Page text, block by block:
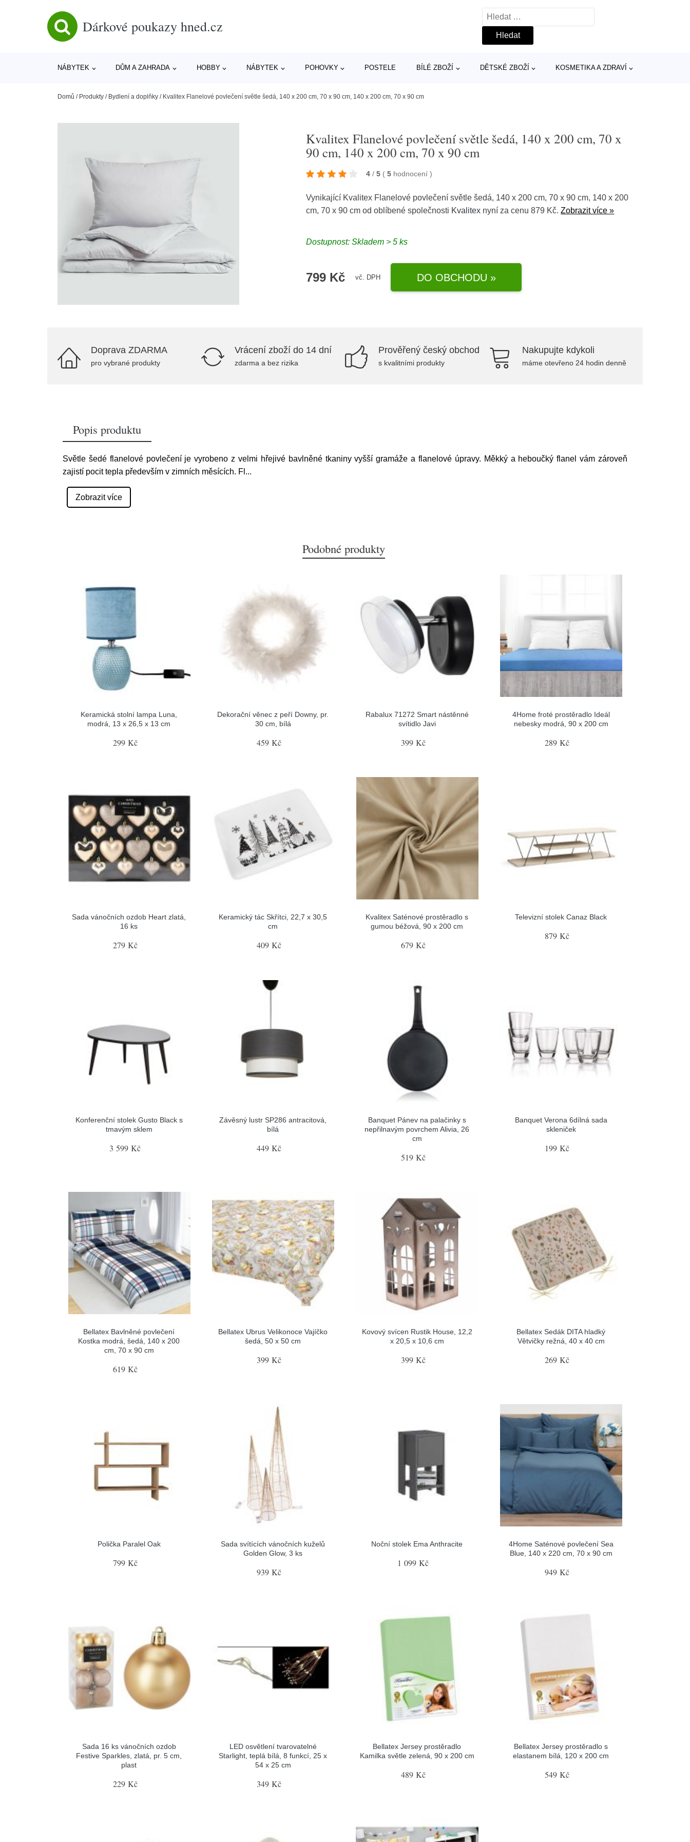
Dárkové poukazy hned.cz
Vyhledávání
NÁBYTEK DŮM A ZAHRADA HOBBY NÁBYTEK POHOVKY POSTELE BÍLÉ ZBOŽÍ DĚTSKÉ ZBOŽÍ KOSMETIKA A ZDRAVÍ
Domů / Produkty / Bydlení a doplňky / Kvalitex Flanelové povlečení světle šedá, 140 x 200 cm, 70 x 90 cm, 140 x 200 cm, 70 x 90 cm
Kvalitex Flanelové povlečení světle šedá, 140 x 200 cm, 70 x
90 cm, 140 x 200 cm, 70 x 90 cm
4 / 5 ( 5 hodnocení)
Vynikající Kvalitex Flanelové povlečení světle šedá, 140 x 200 cm, 70 x 90 cm, 140 x 200
cm, 70 x 90 cm od oblíbené společnosti Kvalitex nyní za cenu 879 Kč.Zobrazit více »
Dostupnost: Skladem > 5 ks
799 Kč vč. DPH DO OBCHODU »
Doprava ZDARMA
pro vybrané produkty
Vrácení zboží do 14 dní
zdarma a bez rizika
Prověřený český obchod
s kvalitními produkty
Nakupujte kdykoli
máme otevřeno 24 hodin denně
Popis produktu
Světle šedé flanelové povlečení je vyrobeno z velmi hřejivé bavlněné tkaniny vyšší gramáže a flanelové úpravy. Měkký a heboučký flanel vám zároveň
zajistí pocit tepla především v zimních měsících. Fl ...
Zobrazit více
Podobné produkty
Keramická stolní lampa Luna,
modrá, 13 x 26,5 x 13 cm
299 Kč
Dekorační věnec z peří Downy, pr.
30 cm, bílá
459 Kč
Rabalux 71272 Smart nástěnné
svítidlo Javi
399 Kč
4Home froté prostěradlo Ideál
nebesky modrá, 90 x 200 cm
289 Kč
Sada vánočních ozdob Heart zlatá,
16 ks
279 Kč
Keramický tác Skřítci, 22,7 x 30,5
cm
409 Kč
Kvalitex Saténové prostěradlo s
gumou béžová, 90 x 200 cm
679 Kč
Televizní stolek Canaz Black
879 Kč
Konferenční stolek Gusto Black s
tmavým sklem
3 599 Kč
Závěsný lustr SP286 antracitová,
bílá
449 Kč
Banquet Pánev na palačinky s
nepřilnavým povrchem Alivia, 26
cm
519 Kč
Banquet Verona 6dílná sada
skleniček
199 Kč
Bellatex Bavlněné povlečení
Kostka modrá, šedá, 140 x 200
cm, 70 x 90 cm
619 Kč
Bellatex Ubrus Velikonoce Vajíčko
šedá, 50 x 50 cm
399 Kč
Kovový svícen Rustik House, 12,2
x 20,5 x 10,6 cm
399 Kč
Bellatex Sedák DITA hladký
Větvičky režná, 40 x 40 cm
269 Kč
Polička Paralel Oak
799 Kč
Sada svítících vánočních kuželů
Golden Glow, 3 ks
939 Kč
Noční stolek Ema Anthracite
1 099 Kč
4Home Saténové povlečení Sea
Blue, 140 x 220 cm, 70 x 90 cm
949 Kč
Sada 16 ks vánočních ozdob
Festive Sparkles, zlatá, pr. 5 cm,
plast
229 Kč
LED osvětlení tvarovatelné
Starlight, teplá bílá, 8 funkcí, 25 x
54 x 25 cm
349 Kč
Bellatex Jersey prostěradlo
Kamilka světle zelená, 90 x 200 cm
489 Kč
Bellatex Jersey prostěradlo s
elastanem bílá, 120 x 200 cm
549 Kč